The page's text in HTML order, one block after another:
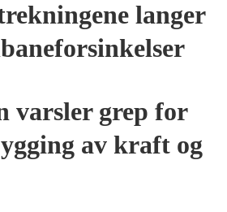
langer
PLUSS
varsler grep for
av kraft og